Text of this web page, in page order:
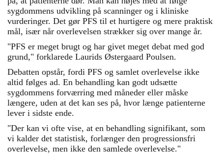
sygdommens udvikling på scanninger og i kliniske
vurderinger. Det gør PFS til et hurtigere og mere praktisk
mål, især når overlevelsen strækker sig over mange år.
"PFS er meget brugt og har givet meget debat med god
grund," forklarede Laurids Østergaard Poulsen.
Debatten opstår, fordi PFS og samlet overlevelse ikke
altid følges ad. En behandling kan godt udsætte
sygdommens forværring med måneder eller måske
længere, uden at det kan ses på, hvor længe patienterne
lever i sidste ende.
"Der kan vi ofte vise, at en behandling signifikant, som
vi kalder det statistisk, forlænger den progressionsfri
overlevelse, men ikke den samlede overlevelse."